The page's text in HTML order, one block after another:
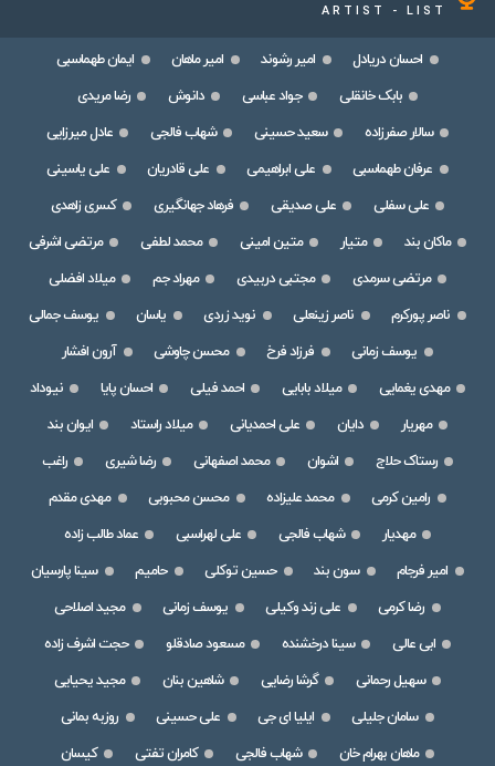
ARTIST - LIST
احسان دریادل امیر رشوند امیر ماهان
ایمان طهماسبی
بابک خانقلی
جواد عباسی دانوش
رضا مریدی
سالار صفرزاده
سعید حسینی شهاب فالجی
عادل میرزایی
عرفان طهماسبی
علی ابراهیمی علی قادریان
علی یاسینی
علی سفلی
علی صدیقی فرهاد جهانگیری
کسری زاهدی
ماکان بند
متیار متین امینی محمد لطفی
مرتضی اشرفی
مرتضی سرمدی
مجتبی دربیدی مهراد جم
میلاد افضلی
ناصر پورکرم
ناصر زینعلی نوید زردی یاسان
یوسف جمالی
یوسف زمانی
فرزاد فرخ محسن چاوشی
آرون افشار
مهدی یغمایی
میلاد بابایی احمد فیلی احسان پایا
نیوداد
مهریار
دایان علی احمدیانی میلاد راستاد
ایوان بند
رستاک حلاج
اشوان محمد اصفهانی رضا شیری
راغب
رامین کرمی
محمد علیزاده محسن محبوبی
مهدی مقدم
مهدیار
شهاب فالجی علی لهراسبی
عماد طالب زاده
امیر فرجام
سون بند حسین توکلی حامیم
سینا پارسیان
رضا کرمی
علی زند وکیلی یوسف زمانی
مجید اصلاحی
ابی عالی
سینا درخشنده مسعود صادقلو
حجت اشرف زاده
سهیل رحمانی
گرشا رضایی شاهین بنان
مجید یحیایی
سامان جلیلی
ایلیا ای جی علی حسینی
روزبه بمانی
ماهان بهرام خان
شهاب فالجی کامران تفتی
کیسان